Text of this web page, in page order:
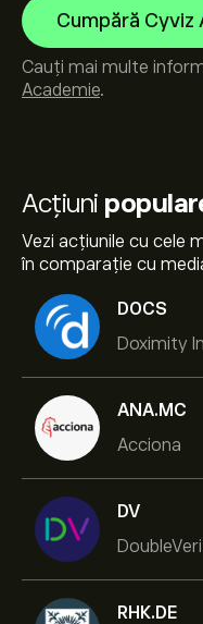
Acțiuni
Vezi acțiunile cu cele
în comparație cu
DOCS
Doximity
ANA.MC
Acciona
DV
RHK.DE
Cumpără Cyviz
Cauți mai multe
Academie.